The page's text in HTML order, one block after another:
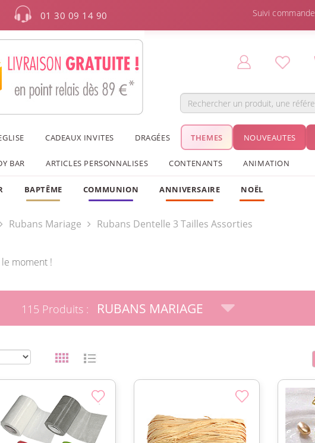
01 30 09 14 90 Suivi commande
CADEAUX INVITES DRAGÉES THEMES NOUVEAUTES
BAR ARTICLES PERSONNALISES CONTENANTS ANIMATION
BAPTÊME COMMUNION ANNIVERSAIRE NOËL
Rubans Mariage Rubans Dentelle 3 Tailles Assorties
moment !
115 Produits : RUBANS MARIAGE